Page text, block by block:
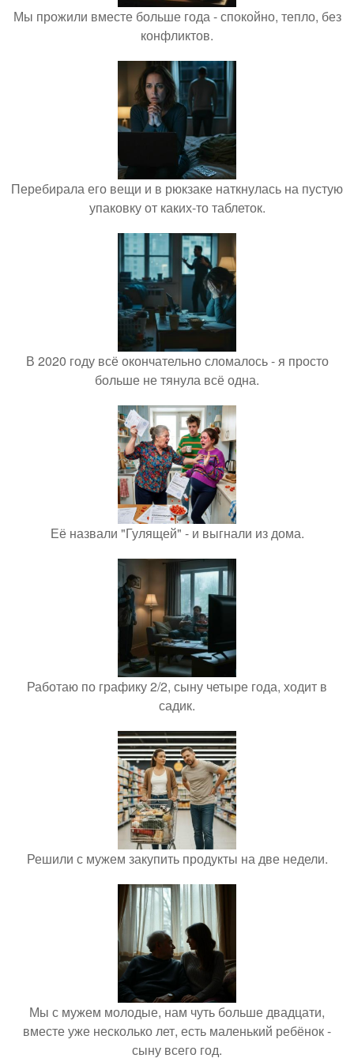
Мы прожили вместе больше года - спокойно, тепло, без
конфликтов.
Перебирала его вещи и в рюкзаке наткнулась на пустую
упаковку от каких-то таблеток.
В 2020 году всё окончательно сломалось - я просто
больше не тянула всё одна.
Её назвали "Гулящей" - и выгнали из дома.
Работаю по графику 2/2, сыну четыре года, ходит в
садик.
Решили с мужем закупить продукты на две недели.
Мы с мужем молодые, нам чуть больше двадцати,
вместе уже несколько лет, есть маленький ребёнок -
сыну всего год.